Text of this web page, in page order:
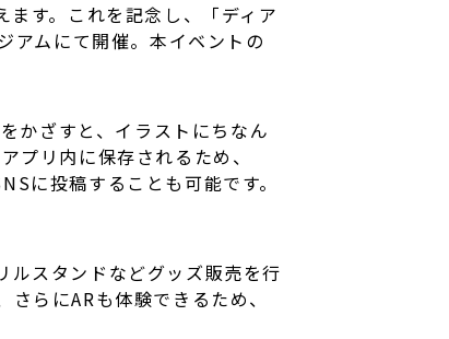
す。これを記念し、「ディア
アムにて開催。本イベントの
かざすと、イラストにちなん
プリ内に保存されるため、
に投稿することも可能です。
ルスタンドなどグッズ販売を行
らにARも体験できるため、